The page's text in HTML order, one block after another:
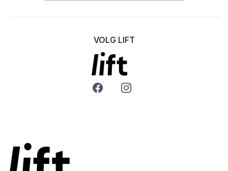
VOLG LIFT
FacebookInstagram